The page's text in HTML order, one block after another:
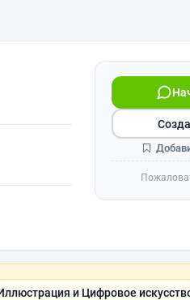
и Цифровое